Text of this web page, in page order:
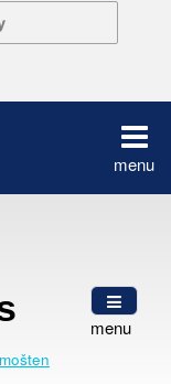
menu
menu